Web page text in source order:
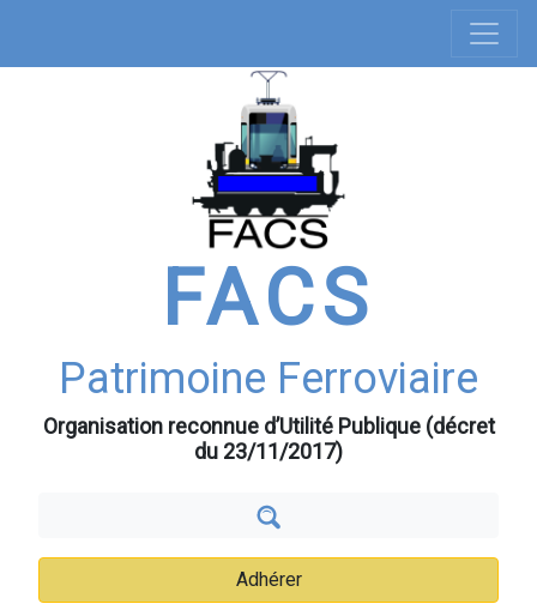
contenu
FACS
Patrimoine Ferroviaire
Organisation reconnue d’Utilité Publique (décret
du 23/11/2017)
Adhérer
principale